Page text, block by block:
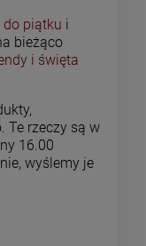
do piątku i
bieżąco
i święta
Te rzeczy są w
16.00
wyślemy je